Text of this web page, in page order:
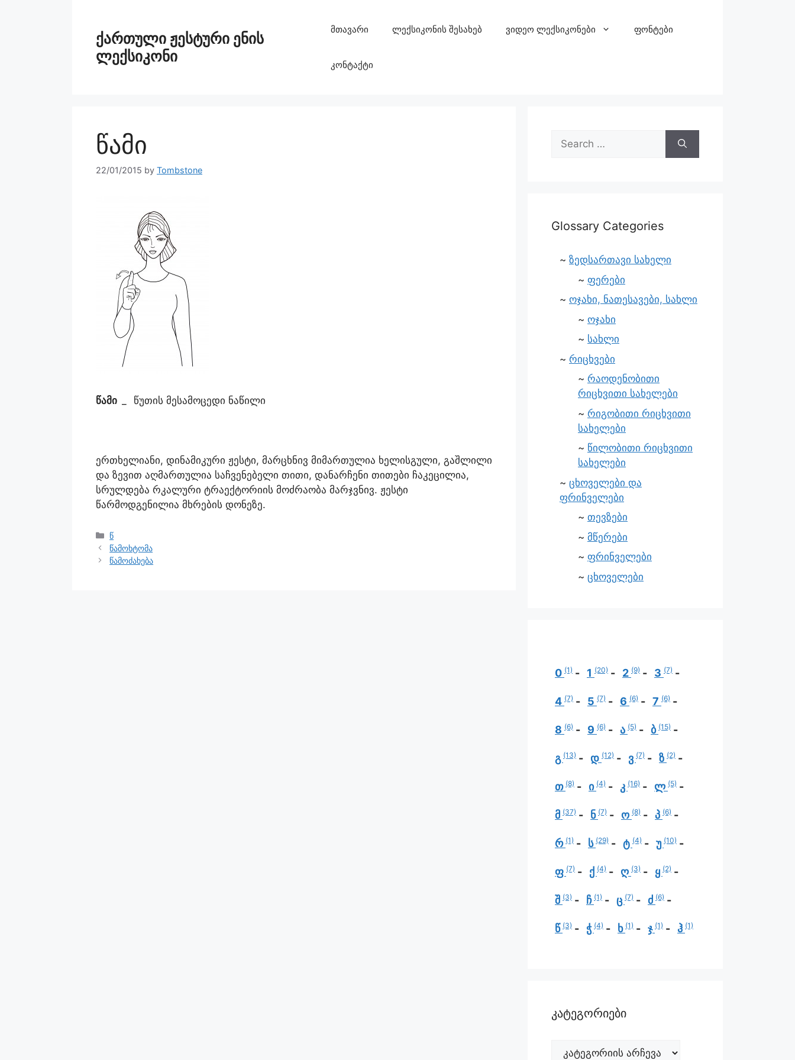
ქართული ჟესტური ენის
ლექსიკონი
მთავარი ლექსიკონის შესახებ ვიდეო ლექსიკონები ფონტები
კონტაქტი
წამი
22/01/2015 by Tombstone
წამი წუთის მესამოცედი ნაწილი
ერთხელიანი, დინამიკური ჟესტი, მარცხნივ მიმართულია ხელისგული, გაშლილი
და ზევით აღმართულია საჩვენებელი თითი, დანარჩენი თითები ჩაკეცილია,
სრულდება რკალური ტრაექტორიის მოძრაობა მარჯვნივ. ჟესტი
წარმოდგენილია მხრების დონეზე.
წ
წამოხტომა
წამოძახება
Glossary Categories
ზედსართავი სახელი
ფერები
ოჯახი, ნათესავები, სახლი
ოჯახი
სახლი
რიცხვები
რაოდენობითი
რიცხვითი სახელები
რიგობითი რიცხვითი
სახელები
წილობითი რიცხვითი
სახელები
ცხოველები და
ფრინველები
თევზები
მწერები
ფრინველები
ცხოველები
0 (1) 1 (20) 2 (9) 3 (7)
4 (7) 5 (7) 6 (6) 7 (6)
8 (6) 9 (6) ა (5) ბ (15)
გ (13) დ (12) ვ (7) ზ (2)
თ (8) ი (4) კ (16) ლ (5)
მ (37) ნ (7) ო (8) პ (6)
რ (1) ს (29) ტ (4) უ (10)
ფ (7) ქ (4) ღ (3) ყ (2)
შ (3) ჩ (1) ც (7) ძ (6)
წ (3) ჭ (4) ხ (1) ჯ (1) ჰ (1)
კატეგორიები